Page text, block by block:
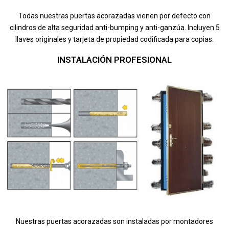
Todas nuestras puertas acorazadas vienen por defecto con
cilindros de alta seguridad anti-bumping y anti-ganzúa. Incluyen 5
llaves originales y tarjeta de propiedad codificada para copias.
INSTALACIÓN PROFESIONAL
Nuestras puertas acorazadas son instaladas por montadores